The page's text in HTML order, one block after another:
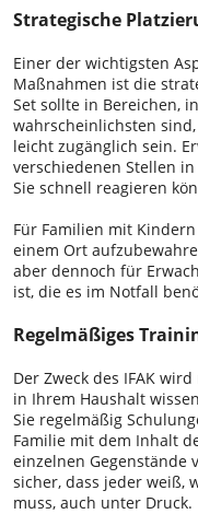
Strategische
Einer der wichtigsten
Maßnahmen ist die
Set sollte in Bereichen,
wahrscheinlichsten
leicht zugänglich sein.
verschiedenen Stellen
Sie schnell reagieren
Für Familien mit
einem Ort
aber dennoch für
ist, die es im Notfall
Regelmäßiges
Der Zweck des IFAK
in Ihrem Haushalt
Sie regelmäßig
Familie mit dem Inhalt
einzelnen Gegenstände
sicher, dass jeder weiß,
muss, auch unter Druck.